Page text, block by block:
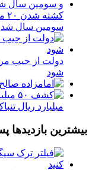
سومین سال شد
دولت از جیب
شود
میلیارد ریال
بیشترین بازدیدها